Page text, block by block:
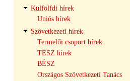
Külfölfdi hírek
Uniós hírek
Szövetkezeti hírek
Termelői csoport hírek
TÉSZ hírek
BÉSZ
Országos Szövetkezeti Tanács